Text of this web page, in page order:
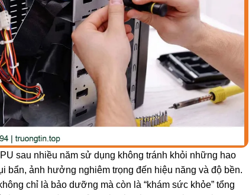
sau nhiều năm sử dụng không tránh khỏi những hao
bẩn, ảnh hưởng nghiêm trọng đến hiệu năng và độ bền.
chỉ là bảo dưỡng mà còn là “khám sức khỏe” tổng